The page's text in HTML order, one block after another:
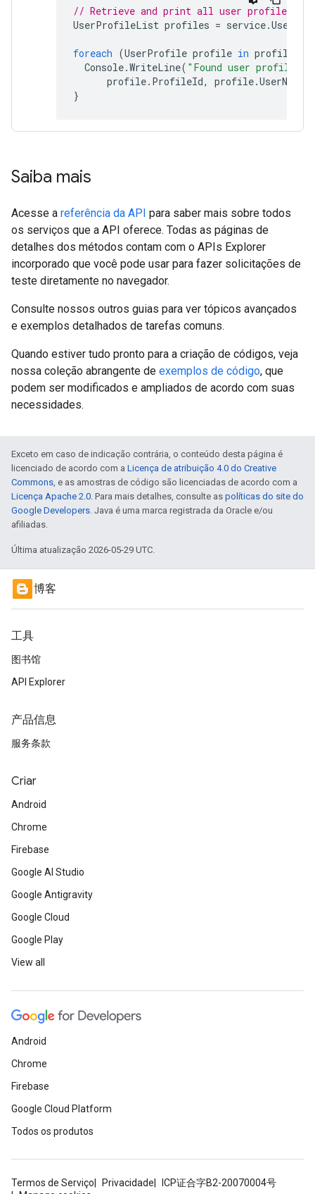
// Retrieve and print all user profiles for
UserProfileList profiles = service.
foreach (UserProfile profile in profiles
Console.WriteLine( "Found user profile
profile. ProfileId, profile.UserName
}
Saiba mais
Acesse a referência da API para saber mais sobre todos
os serviços que a API oferece. Todas as páginas de
detalhes dos métodos contam com o APIs Explorer
incorporado que você pode usar para fazer solicitações de
teste diretamente no navegador.
Consulte nossos outros guias para ver tópicos avançados
e exemplos detalhados de tarefas comuns.
Quando estiver tudo pronto para a criação de códigos, veja
nossa coleção abrangente de exemplos de código, que
podem ser modificados e ampliados de acordo com suas
necessidades.
Exceto em caso de indicação contrária, o conteúdo desta página é
licenciado de acordo com a Licença de atribuição 4.0 do Creative
Commons, e as amostras de código são licenciadas de acordo com a
Licença Apache 2.0. Para mais detalhes, consulte as políticas do site do
Google Developers. Java é uma marca registrada da Oracle e/ou
afiliadas.
Última atualização 2026-05-29 UTC.
博客
工具
图书馆
API Explorer
产品信息
服务条款
Criar
Android
Chrome
Firebase
Google AI Studio
Google Antigravity
Google Cloud
Google Play
View all
Android
Chrome
Firebase
Google Cloud Platform
Todos os produtos
Termos de Serviço Privacidade
ICP证合字B2-20070004号